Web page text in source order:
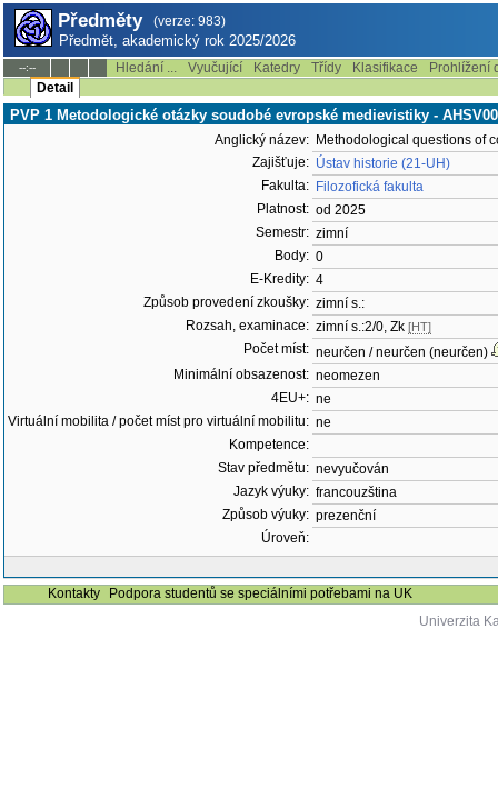
Předměty (verze: 983)
Předmět, akademický rok 2025/2026
--:-- Hledání ... Vyučující Katedry Třídy Klasifikace
Prohlížení
Detail
PVP 1 Metodologické otázky soudobé evropské medievistiky -
Anglický název: Methodological questions of
Zajišťuje: Ústav historie (21-UH)
Fakulta: Filozofická fakulta
Platnost: od 2025
Semestr: zimní
Body: 0
E-Kredity: 4
Způsob provedení zkoušky: zimní s.:
Rozsah, examinace: zimní s.:2/0, Zk [HT]
Počet míst: neurčen / neurčen (neurčen)
Minimální obsazenost: neomezen
4EU+: ne
Virtuální mobilita / počet míst pro virtuální mobilitu: ne
Kompetence:
Stav předmětu: nevyučován
Jazyk výuky: francouzština
Způsob výuky: prezenční
Úroveň:
Kontakty
Podpora studentů se speciálními potřebami na UK
Univerzita